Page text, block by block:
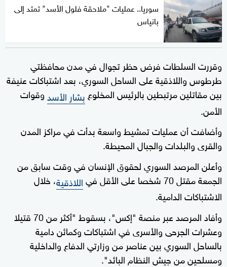
سوريا.. عمليات "ملاحقة فلول الأسد" تمتد إلى
بانياس
وقررت السلطات فرض حظر تجوال في مدن محافظتي
طرطوس واللاذقية على الساحل السوري، بعد اشتباكات عنيفة
بين مقاتلين مرتبطين بالرئيس المخلوعبشار الأسدوقوات
الأمن.
وأضافت أن عمليات تمشيط واسعة بدأت في مراكز المدن
والقرى والبلدات والجبال المحيطة.
وأعلن المرصد السوري لحقوق الإنسان في وقت سابق من
الجمعة مقتل 70 شخصا على الأقل في
اللاذقية، خلال
الاشتباكات الدامية.
وأفاد المرصد عبر منصة "إكس"، بسقوط "أكثر من 70 قتيلا
وعشرات الجرحى والأسرى في اشتباكات وكمائن دامية
بالساحل السوري بين عناصر من وزارتي الدفاع والداخلية
ومسلحين من جيش النظام البائد".